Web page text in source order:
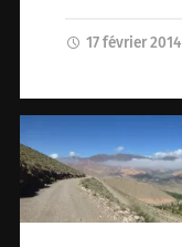
17 février 2014